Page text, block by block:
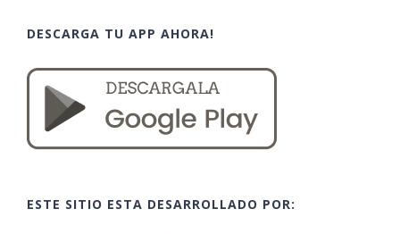
DESCARGA TU APP AHORA!
ESTE SITIO ESTA DESARROLLADO POR: